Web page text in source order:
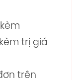
trị giá
trên